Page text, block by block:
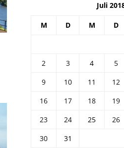
Juli
M D M D
2
3 4 5
9
10 11 12
16
17 18 19
23
24 25 26
30
31